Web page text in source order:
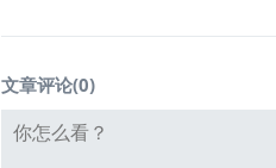
文章评论(0)